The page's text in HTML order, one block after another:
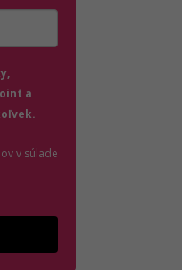
a
v súlade
sa v novom okne)